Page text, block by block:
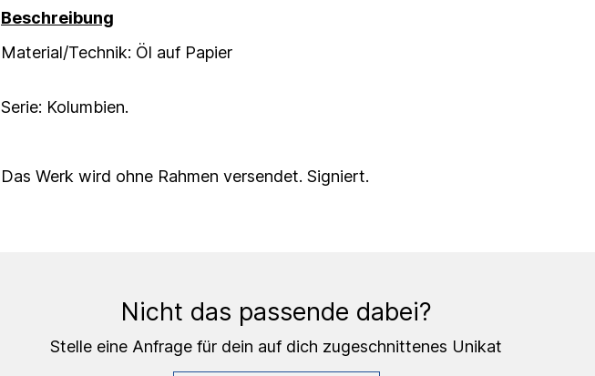
Beschreibung
Material/Technik: Öl auf Papier
Serie: Kolumbien.
Das Werk wird ohne Rahmen versendet. Signiert.
Nicht das passende dabei?
Stelle eine Anfrage für dein auf dich zugeschnittenes Unikat